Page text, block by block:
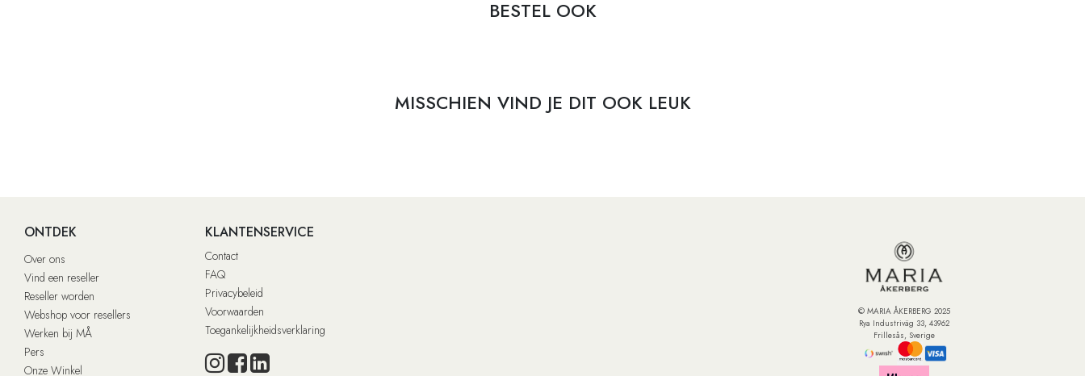
BESTEL OOK
MISSCHIEN VIND JE DIT OOK LEUK
ONTDEK
Over ons
Vind een reseller
Reseller worden
Webshop voor resellers
Werken bij MÅ
Pers
Onze Winkel
KLANTENSERVICE
Contact
FAQ
Privacybeleid
Voorwaarden
Toegankelijkheidsverklaring
© MARIA ÅKERBERG 2025
Rya Industriväg 33, 43962
Frillesås, Sverige